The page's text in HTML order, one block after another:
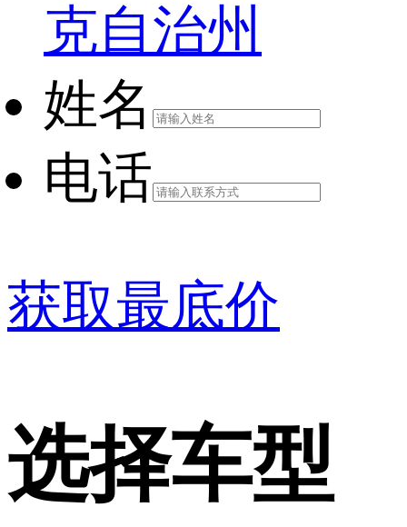
克自治州
姓名
电话
获取最底价
选择车型